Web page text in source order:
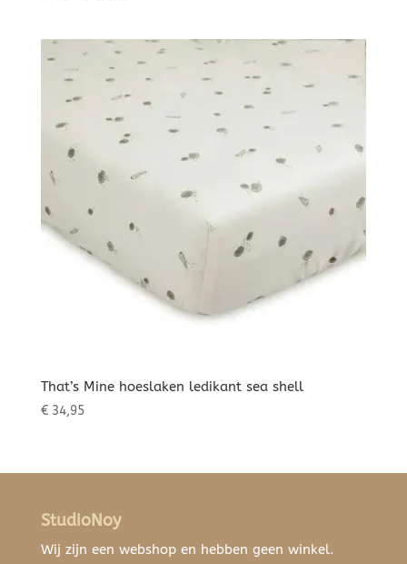
€ 27,95.
€ 24,95.
That’s Mine hoeslaken ledikant sea shell
€34,95
StudioNoy
Wij zijn een webshop en hebben geen winkel.